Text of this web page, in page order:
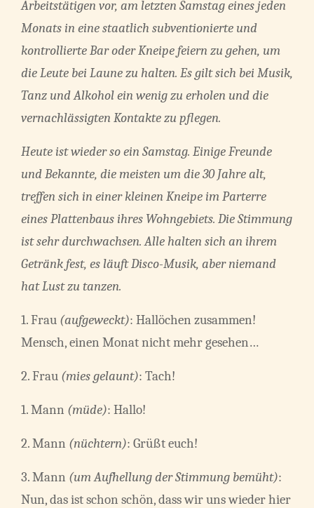
Arbeitstätigen vor, am letzten Samstag eines jeden
Monats in eine staatlich subventionierte und
kontrollierte Bar oder Kneipe feiern zu gehen, um
die Leute bei Laune zu halten. Es gilt sich bei Musik,
Tanz und Alkohol ein wenig zu erholen und die
vernachlässigten Kontakte zu pflegen.
Heute ist wieder so ein Samstag. Einige Freunde
und Bekannte, die meisten um die 30 Jahre alt,
treffen sich in einer kleinen Kneipe im Parterre
eines Plattenbaus ihres Wohngebiets. Die Stimmung
ist sehr durchwachsen. Alle halten sich an ihrem
Getränk fest, es läuft Disco-Musik, aber niemand
hat Lust zu tanzen.
1. Frau (aufgeweckt): Hallöchen zusammen!
Mensch, einen Monat nicht mehr gesehen…
2. Frau (mies gelaunt): Tach!
1. Mann (müde): Hallo!
2. Mann (nüchtern): Grüßt euch!
3. Mann (um Aufhellung der Stimmung bemüht):
Nun, das ist schon schön, dass wir uns wieder hier